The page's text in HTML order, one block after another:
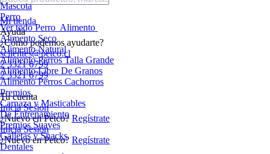
Mi tienda
Ayuda
¿Cómo podemos ayudarte?
sclientes@petco.cl
2 3321 6799
2 3321 6799
Tu cuenta
Inicia Sesión
¿Nuevo en Petco? Regístrate
Inicia Sesión
¿Nuevo en Petco? Regístrate
Mascota
Perro
Ver todo Perro Alimento
Alimento Seco
Alimento Natural
Alimento Perros Talla Grande
Alimento Libre De Granos
Alimento Perros Cachorros
Premios
Carnaza y Masticables
De Entrenamiento
Premios Suaves
Galletas y Snacks
Dentales